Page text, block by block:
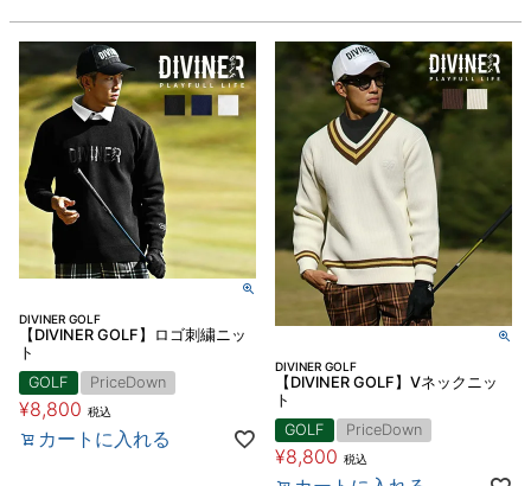
DIVINER GOLF
【DIVINER GOLF】ロゴ刺繍ニッ
ト
GOLF
PriceDown
¥8,800 税込
カートに入れる
DIVINER GOLF
【DIVINER GOLF】Vネックニッ
ト
GOLF
PriceDown
¥8,800 税込